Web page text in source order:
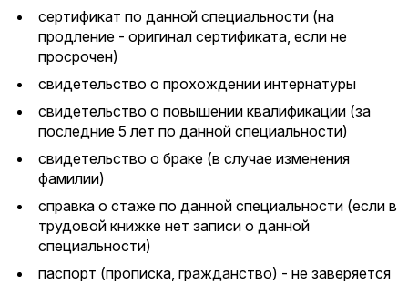
сертификат по данной специальности (на
продление - оригинал сертификата, если не
просрочен)
свидетельство о прохождении интернатуры
свидетельство о повышении квалификации (за
последние 5 лет по данной специальности)
свидетельство о браке (в случае изменения
фамилии)
справка о стаже по данной специальности (если в
трудовой книжке нет записи о данной
специальности)
паспорт (прописка, гражданство) - не заверяется